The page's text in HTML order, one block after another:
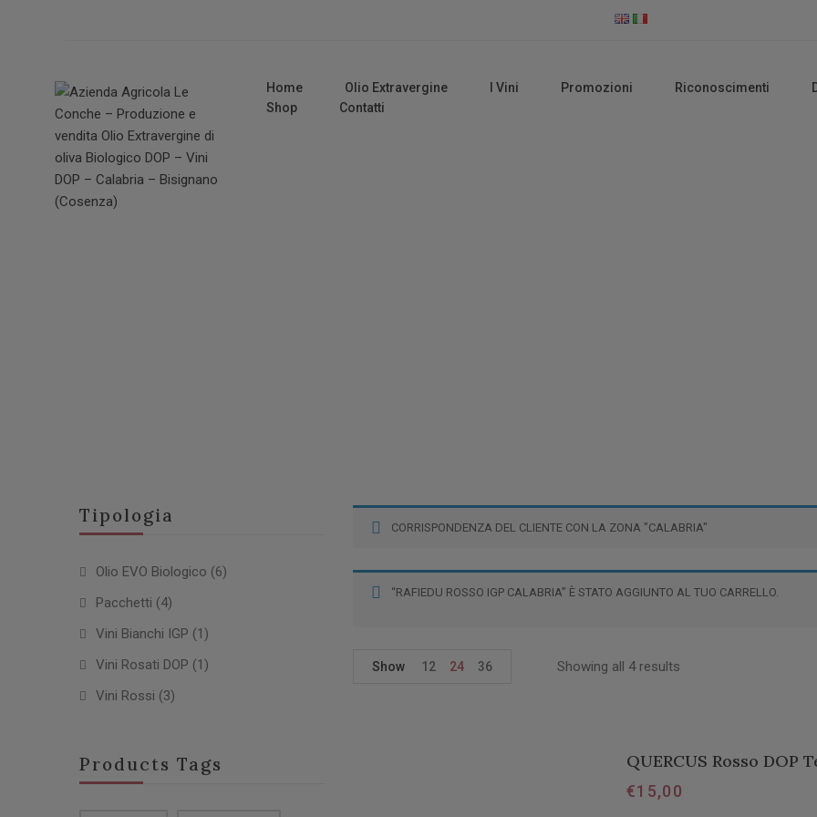
Home Olio Extravergine I Vini Promozioni Riconoscimenti
Shop
Contatti
Tipologia
Olio EVO Biologico (6)
Pacchetti (4)
Vini Bianchi IGP (1)
Vini Rosati DOP (1)
Vini Rossi (3)
Products Tags
CORRISPONDENZA DEL CLIENTE CON LA ZONA "CALABRIA"
“RAFIEDU ROSSO IGP CALABRIA” È STATO AGGIUNTO AL TUO CARRELLO.
Showing all 4 results
Show 12 24 36
QUERCUS Rosso DOP
€15,00